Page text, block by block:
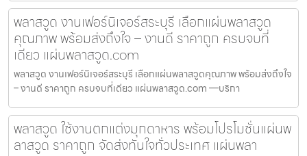
พลาสวูด งานเฟอร์นิเจอร์สระบุรี เลือกแผ่นพลาสวูด
คุณภาพ พร้อมส่งถึงใจ – งานดี ราคาถูก ครบจบที่
เดียว แผ่นพลาสวูด.com
พลาสวูด งานเฟอร์นิเจอร์สระบุรี เลือกแผ่นพลาสวูดคุณภาพ พร้อมส่งถึงใจ
– งานดี ราคาถูก ครบจบที่เดียว แผ่นพลาสวูด.com —บริกา
พลาสวูด ใช้งานตกแต่งมุกดาหาร พร้อมโปรโมชั่นแผ่นพ
ลาสวูด ราคาถูก จัดส่งทันใจทั่วประเทศ แผ่นพลา